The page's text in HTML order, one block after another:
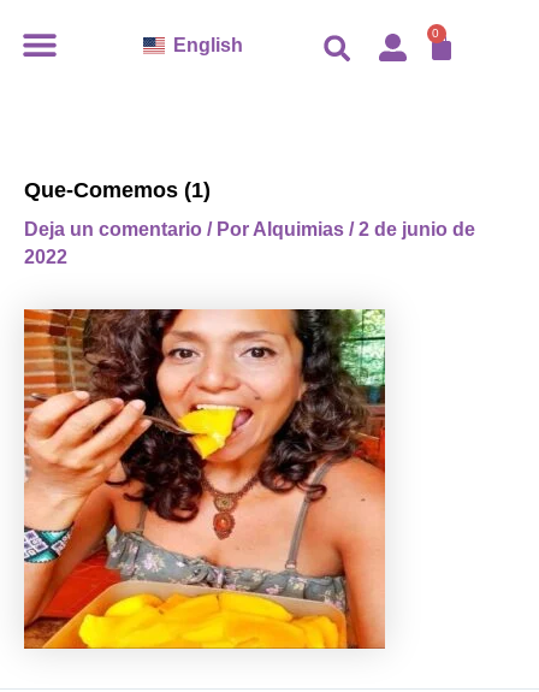
English 0
Que-Comemos (1)
Deja un comentario / Por Alquimias /2 de junio de
2022